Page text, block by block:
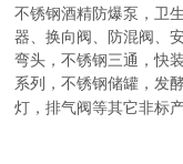
不锈钢酒精防爆泵，卫
器、换向阀、防混阀、
弯头，不锈钢三通，快
系列 ，不锈钢储罐，发
灯，排气阀等其它非标